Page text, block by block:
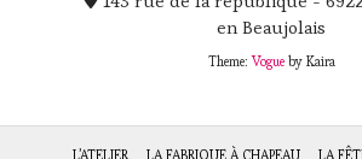
en Beaujolais
Theme:Vogueby Kaira
L’ATELIER LA FABRIQUE À CHAPEAU LA